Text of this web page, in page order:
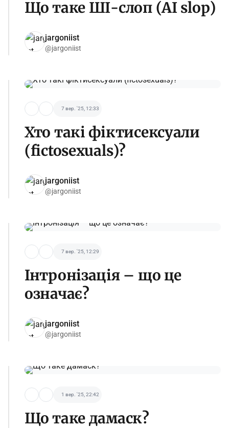
Що таке ШІ-слоп (AI slop)
jargoniist
@jargoniist
7 вер. '25, 12:33
Хто такі фіктисексуали
(fictosexuals)?
jargoniist
@jargoniist
7 вер. '25, 12:29
Інтронізація – що це
означає?
jargoniist
@jargoniist
1 вер. '25, 22:42
Що таке дамаск?